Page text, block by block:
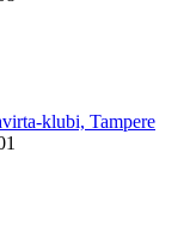
klubi, Tampere